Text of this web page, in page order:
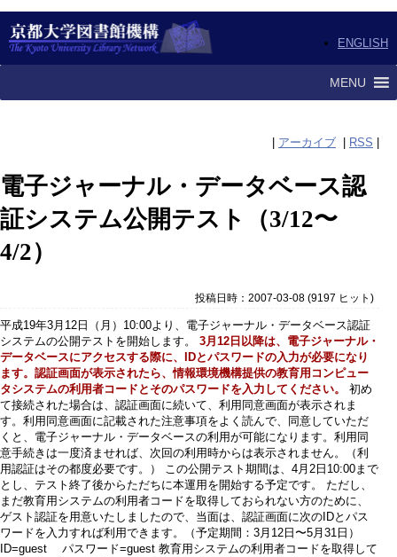
ENGLISH
MENU
アーカイブ RSS
電子ジャーナル・データベース認
証システム公開テスト（3/12〜
4/2）
投稿日時：2007-03-08(9197 ヒット )
平成19年3月12日（月）10:00より、電子ジャーナル・データベース認証
システムの公開テストを開始します。 3月12日以降は、電子ジャーナル・
データベースにアクセスする際に、IDとパスワードの入力が必要になり
ます。認証画面が表示されたら、情報環境機構提供の教育用コンピュー
タシステムの利用者コードとそのパスワードを入力してください。
初め
て接続された場合は、認証画面に続いて、利用同意画面が表示されま
す。利用同意画面に記載された注意事項をよく読んで、同意していただ
くと、電子ジャーナル・データベースの利用が可能になります。利用同
意手続きは一度済ませれば、次回の利用時からは表示されません。（利
用認証はその都度必要です。） この公開テスト期間は、4月2日10:00まで
とし、テスト終了後からただちに本運用を開始する予定です。 ただし、
まだ教育用システムの利用者コードを取得しておられない方のために、
ゲスト認証を用意いたしましたので、当面は、認証画面に次のIDとパス
ワードを入力すれば利用できます。（予定期間：3月12日〜5月31日）
ID=guest パスワード=guest 教育用システムの利用者コードを取得して